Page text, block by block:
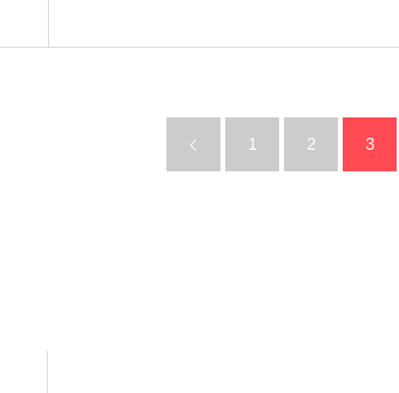
1 2 3